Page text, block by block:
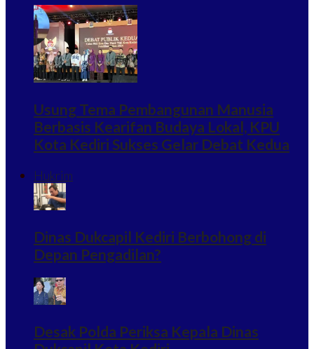
Usung Tema Pembangunan Manusia
Berbasis Kearifan Budaya Lokal, KPU
Kota Kediri Sukses Gelar Debat Kedua
Hukrim
Dinas Dukcapil Kediri Berbohong di
Depan Pengadilan?
Desak Polda Periksa Kepala Dinas